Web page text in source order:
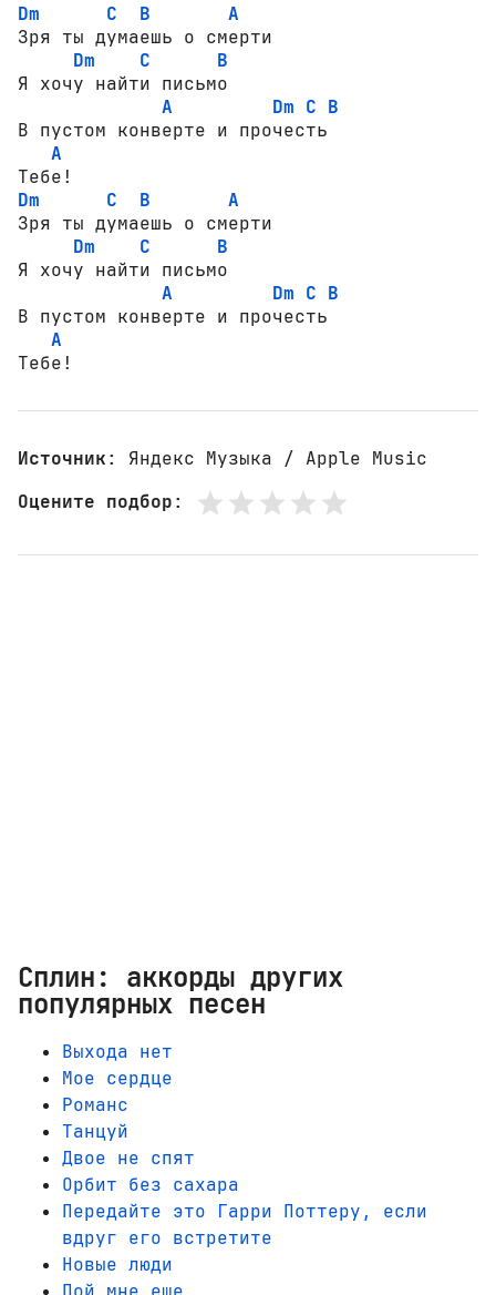
Dm
C B
A
Зря ты думаешь о смерти
Dm
C
B
Я хочу найти письмо
A
Dm C B
В пустом конверте и прочесть
A
Dm
C B
A
Зря ты думаешь о смерти
Dm
C
B
Я хочу найти письмо
A
Dm C B
В пустом конверте и прочесть
A
Тебе!
Источник: Яндекс Музыка / Apple Music
Оцените подбор:
Сплин: аккорды других
популярных песен
Выхода нет
Мое сердце
Романс
Танцуй
Двое не спят
Орбит без сахара
Передайте это Гарри Поттеру, если
вдруг его встретите
Новые люди